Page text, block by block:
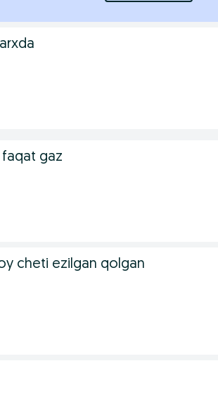
faqat gaz
cheti ezilgan qolgan